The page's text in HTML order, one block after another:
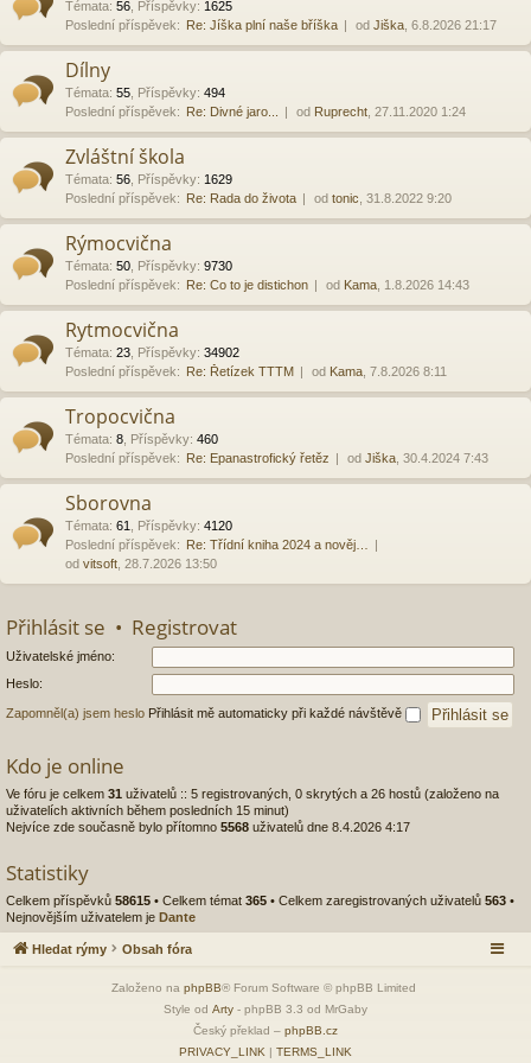
Témata: 56 Příspěvky: 1625
Poslední příspěvek: Re: Jíška plní naše bříška od Jiška , 6.8.2026 21:17
Dílny
Témata: 55 Příspěvky: 494
Poslední příspěvek: Re: Divné jaro... od Ruprecht , 27.11.2020 1:24
Zvláštní škola
Témata: 56 Příspěvky: 1629
Poslední příspěvek: Re: Rada do života od tonic , 31.8.2022 9:20
Rýmocvična
Témata: 50 Příspěvky: 9730
Poslední příspěvek: Re: Co to je distichon od Kama , 1.8.2026 14:43
Rytmocvična
Témata: 23 Příspěvky: 34902
Poslední příspěvek: Re: Řetízek TTTM od Kama , 7.8.2026 8:11
Tropocvična
Témata: 8 Příspěvky: 460
Poslední příspěvek: Re: Epanastrofický řetěz od Jiška , 30.4.2024 7:43
Sborovna
Témata: 61 Příspěvky: 4120
Poslední příspěvek: Re: Třídní kniha 2024 a nověj…
od vitsoft , 28.7.2026 13:50
Přihlásit se • Registrovat
Uživatelské jméno:
Heslo:
Zapomněl(a) jsem heslo Přihlásit mě automaticky při každé návštěvě
Kdo je online
Ve fóru je celkem 31 uživatelů :: 5 registrovaných, 0 skrytých a 26 hostů (založeno na
uživatelích aktivních během posledních 15 minut)
Nejvíce zde současně bylo přítomno 5568 uživatelů dne 8.4.2026 4:17
Statistiky
Celkem příspěvků 58615 • Celkem témat 365 • Celkem zaregistrovaných uživatelů 563 •
Nejnovějším uživatelem je Dante
Hledat rýmy Obsah fóra
Založeno na phpBB® Forum Software © phpBB Limited
Style od Arty - phpBB 3.3 od MrGaby
Český překlad – phpBB.cz
PRIVACY_LINK | TERMS_LINK